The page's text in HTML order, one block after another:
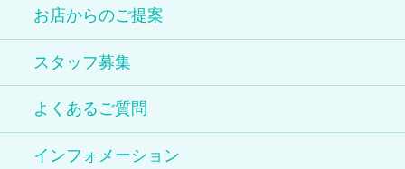
お店からのご提案
スタッフ募集
よくあるご質問
インフォメーション